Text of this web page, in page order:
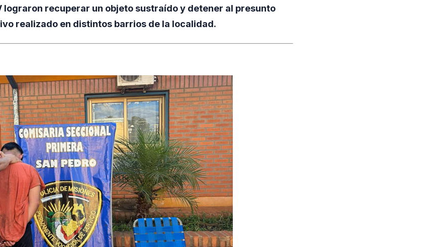
lograron recuperar un objeto sustraído y detener al presunto
realizado en distintos barrios de la localidad.